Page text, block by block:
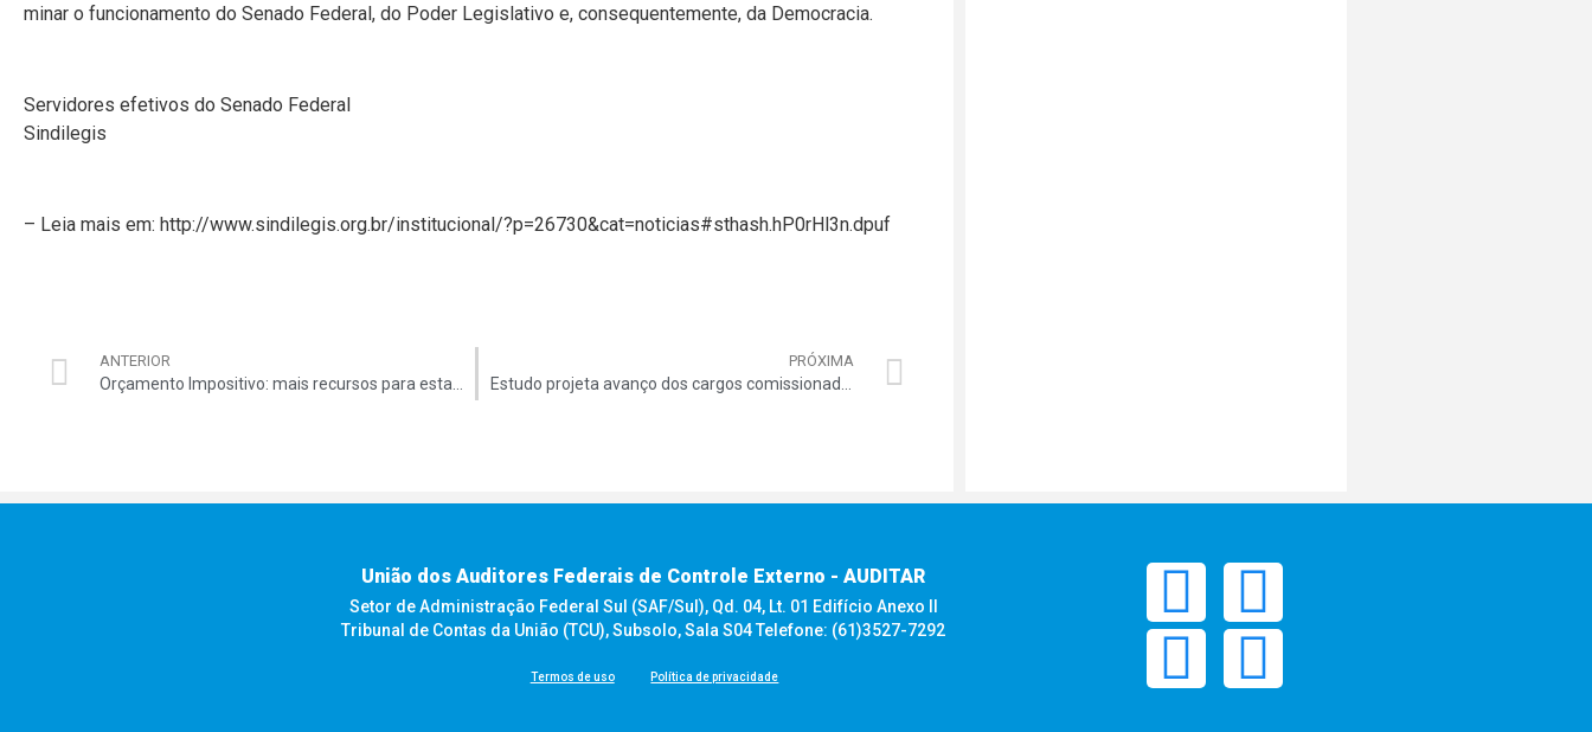
minar o funcionamento do Senado Federal, do Poder Legislativo e, consequentemente, da Democracia.
Servidores efetivos do Senado Federal
Sindilegis
– Leia mais em: http://www.sindilegis.org.br/institucional/?p=26730&cat=noticias#sthash.hP0rHl3n.dpuf
ANTERIOR
Orçamento Impositivo: mais recursos para estados e municípios
PRÓXIMA
Estudo projeta avanço dos cargos comissionados no Senado
União dos Auditores Federais de Controle Externo - AUDITAR
Setor de Administração Federal Sul (SAF/Sul), Qd. 04, Lt. 01 Edifício Anexo II
Tribunal de Contas da União (TCU), Subsolo, Sala S04 Telefone: (61)3527-7292
Termos de uso Política de privacidade